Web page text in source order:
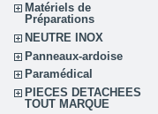
Matériels de
Préparations
NEUTRE INOX
Panneaux-ardoise
Paramédical
PIECES DETACHEES
TOUT MARQUE